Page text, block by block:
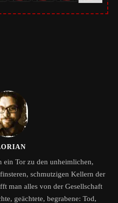
Tor zu den unheimlichen,
schmutzigen Kellern der
man alles von der Gesellschaft
geächtete, begrabene: Tod,